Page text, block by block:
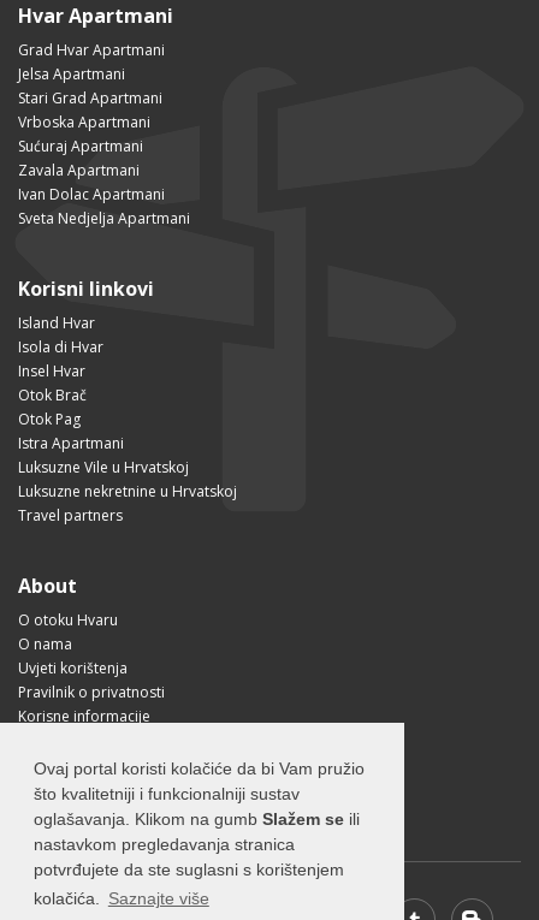
Ovaj portal koristi kolačiće da bi Vam pružio
što kvalitetniji i funkcionalniji sustav
oglašavanja. Klikom na gumb Slažem se ili
nastavkom pregledavanja stranica
potvrđujete da ste suglasni s korištenjem
kolačića.
Saznajte više
Hvar Apartmani
Grad Hvar Apartmani
Jelsa Apartmani
Stari Grad Apartmani
Vrboska Apartmani
Sućuraj Apartmani
Zavala Apartmani
Ivan Dolac Apartmani
Sveta Nedjelja Apartmani
Korisni linkovi
Island Hvar
Isola di Hvar
Insel Hvar
Otok Brač
Otok Pag
Istra Apartmani
Luksuzne Vile u Hrvatskoj
Luksuzne nekretnine u Hrvatskoj
Travel partners
About
O otoku Hvaru
O nama
Uvjeti korištenja
Pravilnik o privatnosti
Korisne informacije
Free Mobile App
Visit Croatia